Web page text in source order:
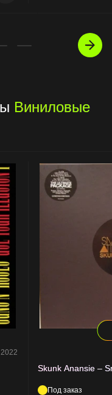
Виниловые
2022
Skunk Anansie –
Под заказ